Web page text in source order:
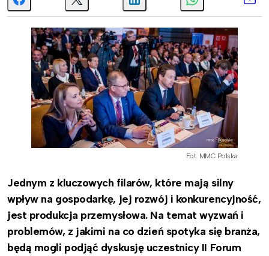
Fot. MMC Polska
Jednym z kluczowych filarów, które mają silny
wpływ na gospodarkę, jej rozwój i konkurencyjność,
jest produkcja przemysłowa. Na temat wyzwań i
problemów, z jakimi na co dzień spotyka się branża,
będą mogli podjąć dyskusję uczestnicy II Forum